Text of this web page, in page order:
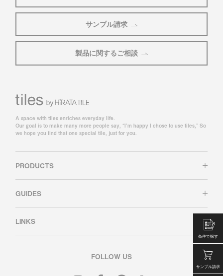
条件で探す
サンプル請求
サンプル請求
製品に関するご相談
A space with tiles enriches everyday life.
Our goal is to make many more people say, “I’m happy I chose to use tiles,” So
we hope you find that one special tile, just for you.
PRODUCTS
GUIDES
LINKS
FOLLOW US